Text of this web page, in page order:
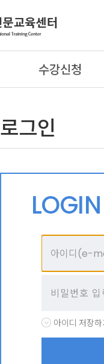
수강신청
로그인
아이디 저장